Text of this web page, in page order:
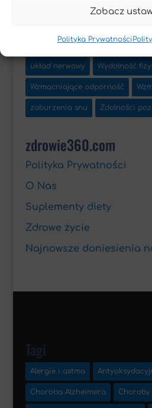
Zobacz
Polityka Prywatności
Przeciwwirusowe
układ nerwowy Wydolność
Wzmacniające odporność
zaburzenia snu Zdolności
zdrowie360.com
Polityka Prywatności
O Nas
Suplementy diety
Zdrowe życie
Najnowsze doniesienia
Tagi
Alergie i astma
Choroba Alzheimera Choroby